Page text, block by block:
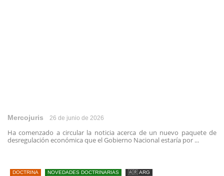
Mercojuris 26 de junio de 2026
Ha comenzado a circular la noticia acerca de un nuevo paquete de
desregulación económica que el Gobierno Nacional estaría por ...
DOCTRINA NOVEDADES DOCTRINARIAS 🇦🇷 ARG